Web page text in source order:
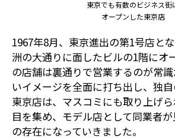
東京でも有数のビジネス街
オープンした東京店
1967年8月、東京進出の第1号店と
洲の大通りに面したビルの1階にオ
の店舗は裏通りで営業するのが常
いイメージを全面に打ち出し、独
東京店は、マスコミにも取り上げ
目を集め、モデル店として同業者
の存在になっていきました。